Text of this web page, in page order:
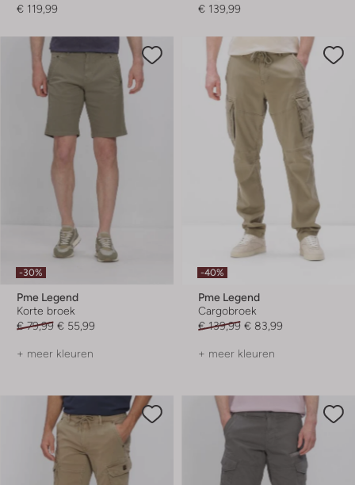
€ 119,99
€ 139,99
-30%
Pme Legend
Korte broek
€ 79,99 € 55,99
+ meer kleuren
-40%
Pme Legend
Cargobroek
€ 139,99 € 83,99
+ meer kleuren